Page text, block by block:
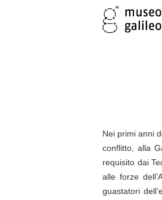
Nei primi anni
conflitto, alla
requisito dai
alle forze
guastatori